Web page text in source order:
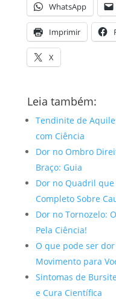
WhatsApp
Imprimir
X
Leia também:
Tendinite de
com Ciência
Dor no Ombro
Braço: Guia
Dor no Quadril
Completo Sobre
Dor no Tornozelo:
Pela Ciência!
O que pode ser
Movimento para
Sintomas de
e Cura Científica